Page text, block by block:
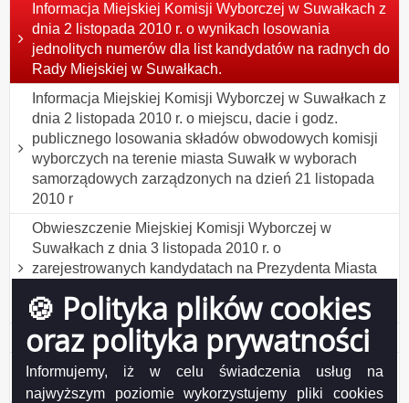
🍪 Polityka plików cookies
oraz polityka prywatności
Informujemy, iż w celu świadczenia usług na
najwyższym poziomie wykorzystujemy pliki cookies
Informacja Miejskiej Komisji Wyborczej w Suwałkach z
dnia 2 listopada 2010 r. o wynikach losowania
jednolitych numerów dla list kandydatów na radnych do
Rady Miejskiej w Suwałkach.
Informacja Miejskiej Komisji Wyborczej w Suwałkach z
dnia 2 listopada 2010 r. o miejscu, dacie i godz.
publicznego losowania składów obwodowych komisji
wyborczych na terenie miasta Suwałk w wyborach
samorządowych zarządzonych na dzień 21 listopada
2010 r
Obwieszczenie Miejskiej Komisji Wyborczej w
Suwałkach z dnia 3 listopada 2010 r. o
zarejestrowanych kandydatach na Prezydenta Miasta
listopada 2010 r.
Komunikat Miejskiej Komisji Wyborczej w Suwałkach
Grafik Dyżurów Członków Miejskiej Komisji Wyborczej
w Suwałkach